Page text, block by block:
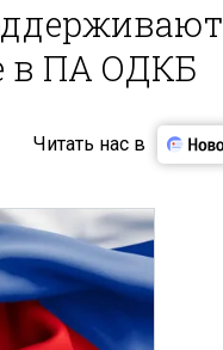
в ПА ОДКБ
Читать нас в